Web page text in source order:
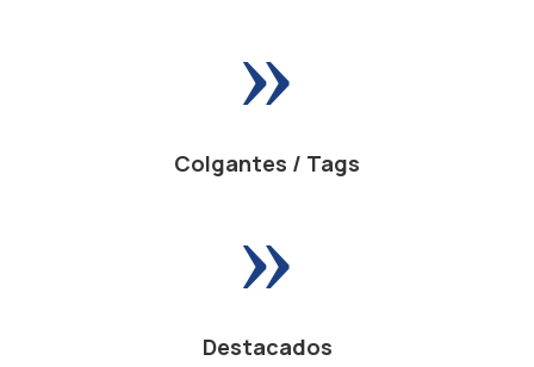
»
Colgantes / Tags
»
Destacados